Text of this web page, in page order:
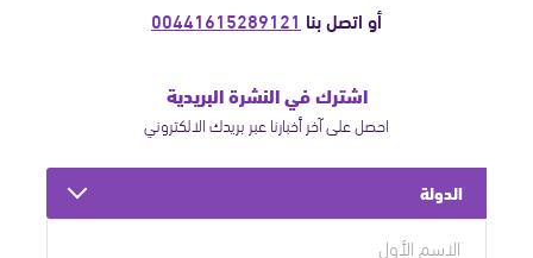
أو اتصل بنا 00441615289121
اشترك في النشرة البريدية
احصل على آخر أخبارنا عبر بريدك الالكتروني
الدولة